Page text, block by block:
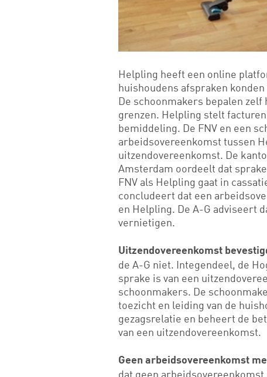
Helpling heeft een online
huishoudens afspraken
De schoonmakers bepalen
grenzen. Helpling stelt
bemiddeling. De FNV en een
arbeidsovereenkomst tussen
uitzendovereenkomst. De
Amsterdam oordeelt dat
FNV als Helpling gaat in
concludeert dat een
en Helpling. De A-G adviseert
vernietigen.
Uitzendovereenkomst
de A-G niet. Integendeel, de
sprake is van een
schoonmakers. De
toezicht en leiding van de
gezagsrelatie en beheert de
van een uitzendovereenkomst.
Geen arbeidsovereenkomst
dat geen